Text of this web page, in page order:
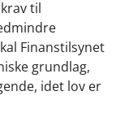
til
Finanstilsynet
grundlag,
idet lov er